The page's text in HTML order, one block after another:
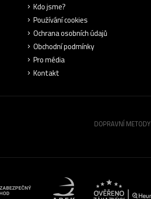
Kdo jsme?
Používání cookies
Ochrana osobních údajů
Obchodní podmínky
Pro média
Kontakt
DOPRAVNÍ METODY